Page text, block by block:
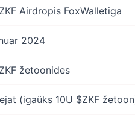
Airdropis FoxWalletiga
2024
žetoonides
(igaüks 10U $ZKF